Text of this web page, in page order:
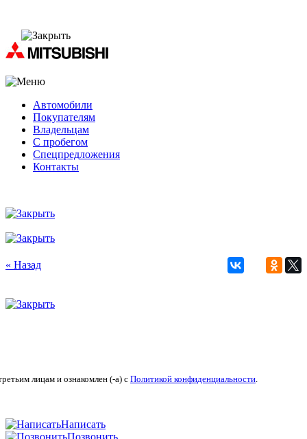
Автомобили
Покупателям
Владельцам
С пробегом
Спецпредложения
Контакты
« Назад
лицам и ознакомлен (-а) cПолитикой конфиденциальности.
Написать
Позвонить